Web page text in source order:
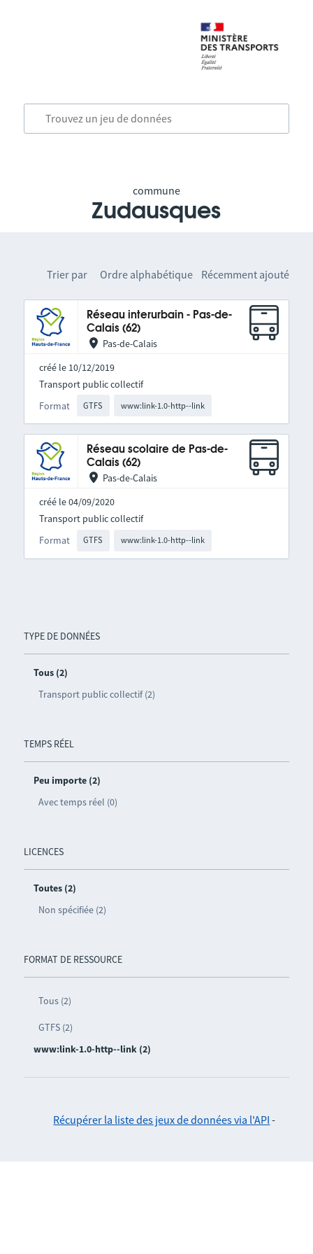
commune
Zudausques
TYPE DE DONNÉES
Tous (2)
Transport public collectif (2)
TEMPS RÉEL
Peu importe (2)
Avec temps réel (0)
LICENCES
Toutes (2)
Non spécifiée (2)
FORMAT DE RESSOURCE
Tous (2)
GTFS (2)
www:link-1.0-http--link (2)
Trier par Ordre alphabétique Récemment ajouté
Réseau interurbain - Pas-de-
Calais (62)
Pas-de-Calais
créé le 10/12/2019
Format GTFS www:link-1.0-http--link
Transport public collectif
Réseau scolaire de Pas-de-
Calais (62)
Pas-de-Calais
créé le 04/09/2020
Format GTFS www:link-1.0-http--link
Transport public collectif
Récupérer la liste des jeux de données via l'API -